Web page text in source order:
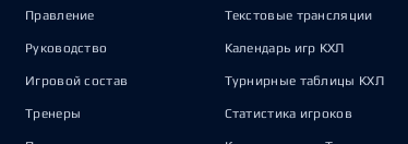
Правление
Руководство
Игровой состав
Тренеры
Текстовые трансляции
Календарь игр КХЛ
Турнирные таблицы КХЛ
Статистика игроков